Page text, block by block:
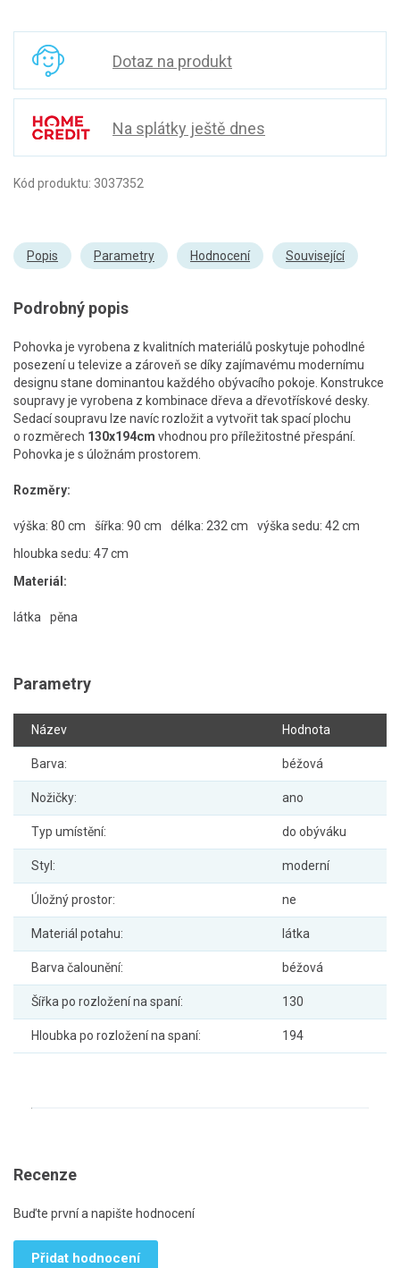
Dotaz na produkt
Na splátky ještě dnes
Kód produktu: 3037352
Popis Parametry Hodnocení Související
Podrobný popis
Pohovka je vyrobena z kvalitních materiálů poskytuje pohodlné
posezení u televize a zároveň se díky zajímavému modernímu
designu stane dominantou každého obývacího pokoje. Konstrukce
soupravy je vyrobena z kombinace dřeva a dřevotřískové desky.
Sedací soupravu lze navíc rozložit a vytvořit tak spací plochu
o rozměrech 130x194cm vhodnou pro příležitostné přespání.
Pohovka je s úložnám prostorem.
Rozměry:
výška: 80 cm šířka: 90 cm délka: 232 cm
výška sedu: 42 cm
hloubka sedu: 47 cm
Materiál:
látka pěna
Parametry
Název Hodnota
Barva: béžová
Nožičky: ano
Typ umístění: do obýváku
Styl: moderní
Úložný prostor: ne
Materiál potahu: látka
Barva čalounění: béžová
Šířka po rozložení na spaní: 130
Hloubka po rozložení na spaní: 194
Recenze
Buďte první a napište hodnocení
Přidat hodnocení